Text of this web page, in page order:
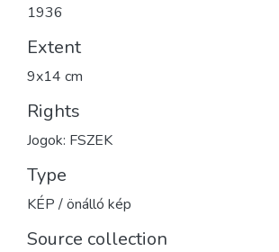
1936
Extent
9x14 cm
Rights
Jogok: FSZEK
Type
KÉP / önálló kép
Source collection